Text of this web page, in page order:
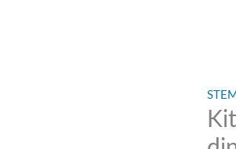
STEM